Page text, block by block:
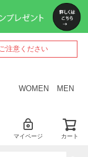
注意ください
WOMEN MEN
マイページ カート
ペー
ジト
ップ
へ